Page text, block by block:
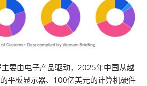
要由电子产品驱动，2025年中国从越
平板显示器、100亿美元的计算机硬件